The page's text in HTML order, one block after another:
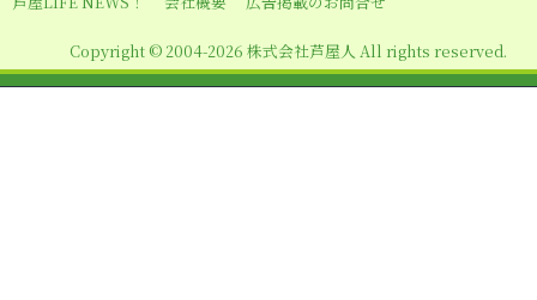
ン
Copyright © 2004-2026 株式会社芦屋人 All rights reserved.